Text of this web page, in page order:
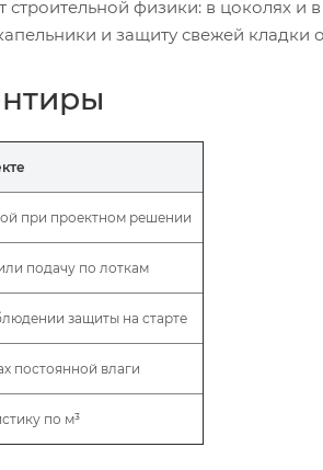
строительной физики: в цоколях и
и защиту свежей кладки
при проектном решении
подачу по лоткам
защиты на старте
постоянной влаги
по м³